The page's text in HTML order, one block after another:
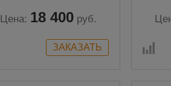
Цена: 18 400 руб.